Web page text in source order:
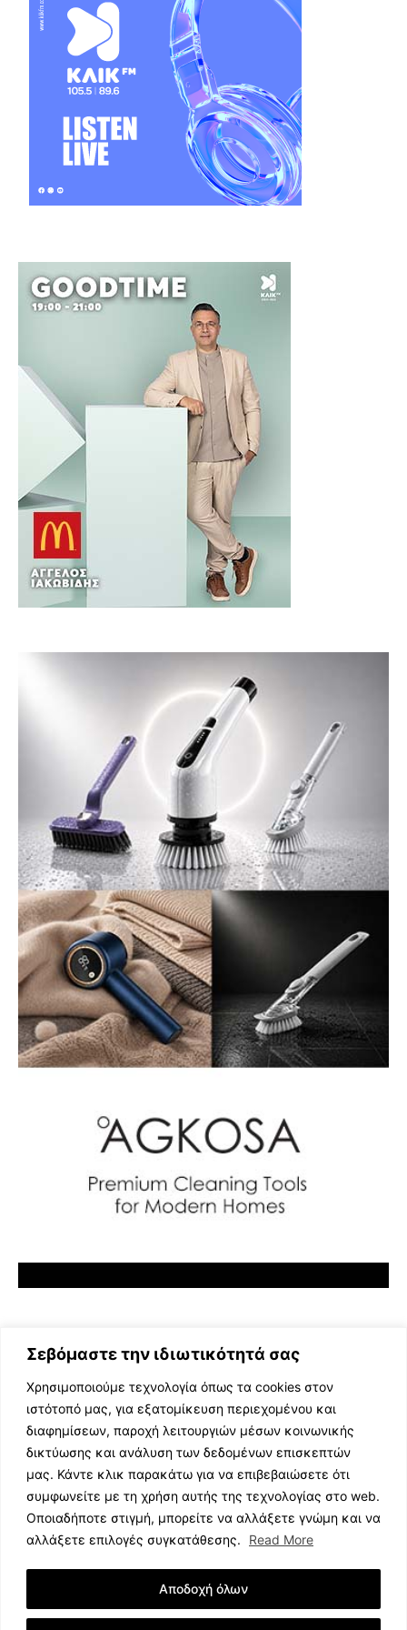
Σεβόμαστε την ιδιωτικότητά σας
Χρησιμοποιούμε τεχνολογία όπως τα cookies στον
ιστότοπό μας, για εξατομίκευση περιεχομένου και
διαφημίσεων, παροχή λειτουργιών μέσων κοινωνικής
δικτύωσης και ανάλυση των δεδομένων επισκεπτών
μας. Κάντε κλικ παρακάτω για να επιβεβαιώσετε ότι
συμφωνείτε με τη χρήση αυτής της τεχνολογίας στο web.
Οποιαδήποτε στιγμή, μπορείτε να αλλάξετε γνώμη και να
αλλάξετε επιλογές συγκατάθεσης.
Read More
Αποδοχή όλων
ΕΛΛΗΝΙΚΗ ΜΟΥΣΙΚΗ
TV SHOWS
EVENTS
ΘΕΑΤΡΟ
ΔΙΑΓΩΝΙΣΜΟΙ
STOA CULTURA
ΣΥΝΕΝΤΕΥΞΕΙΣ